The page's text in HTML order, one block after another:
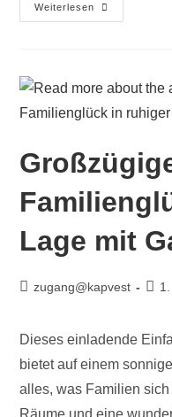
Weiterlesen
Lage mit
zugang@kapvest
Dieses einladende
bietet auf einem
alles, was Familien
Räume und eine